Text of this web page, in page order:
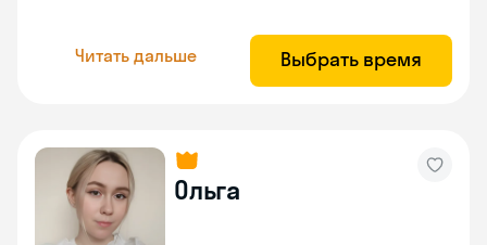
Читать дальше Выбрать время
Ольга